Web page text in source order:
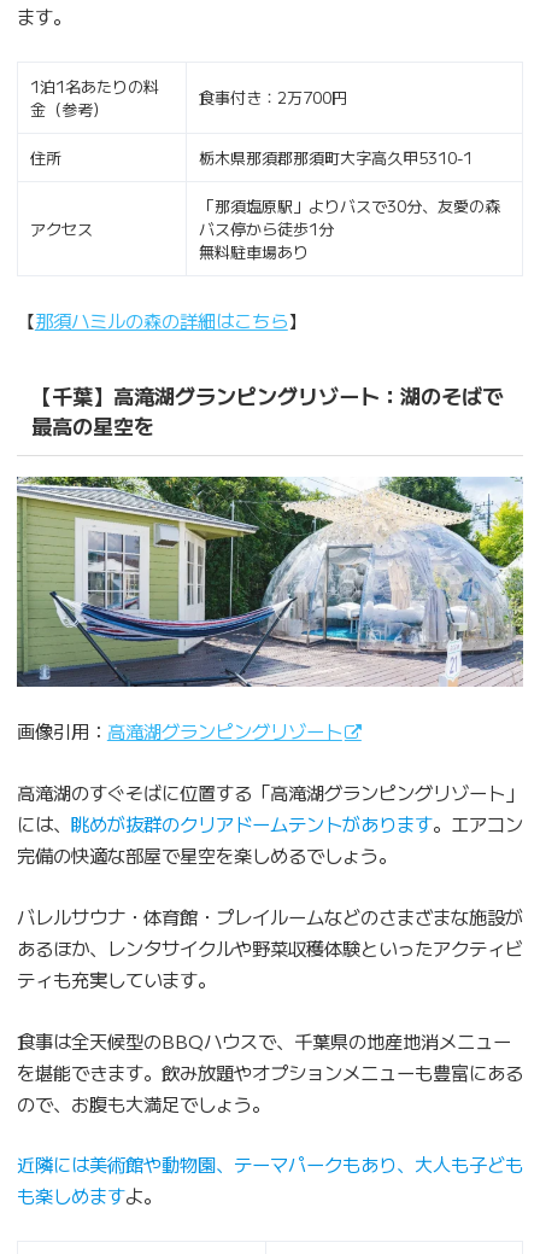
ます。
1泊1名あたりの料
金（参考）
食事付き：2万700円
住所 栃木県那須郡那須町大字高久甲5310-1
アクセス
「那須塩原駅」よりバスで30分、友愛の森
バス停から徒歩1分
無料駐車場あり
【那須ハミルの森の詳細はこちら】
【千葉】高滝湖グランピングリゾート：湖のそばで
最高の星空を
画像引用： 高滝湖グランピングリゾート
高滝湖のすぐそばに位置する「高滝湖グランピングリゾート」
には、 眺めが抜群のクリアドームテントがあります。エアコン
完備の快適な部屋で星空を楽しめるでしょう。
バレルサウナ・体育館・プレイルームなどのさまざまな施設が
あるほか、レンタサイクルや野菜収穫体験といったアクティビ
ティも充実しています。
食事は全天候型のBBQハウスで、千葉県の地産地消メニュー
を堪能できます。飲み放題やオプションメニューも豊富にある
ので、お腹も大満足でしょう。
近隣には美術館や動物園、テーマパークもあり、大人も子ども
も楽しめますよ。